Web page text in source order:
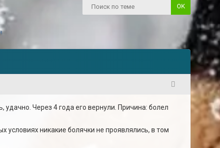
Через 4 года его вернули. Причина: болел
условиях никакие болячки не проявлялись, в том